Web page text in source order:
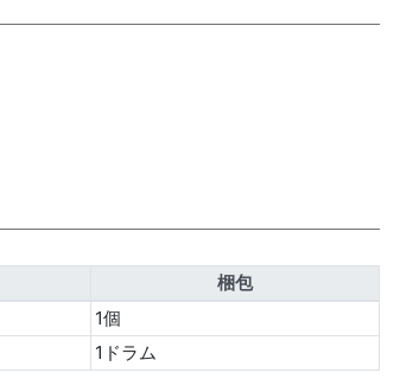
梱包
1個
1ドラム